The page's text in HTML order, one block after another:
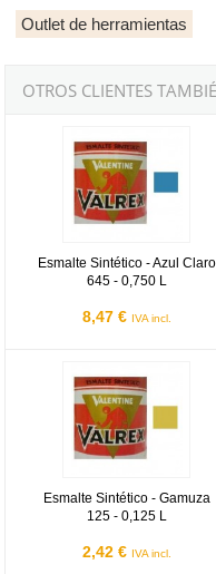
Outlet de herramientas
OTROS CLIENTES
Esmalte Sintético - Azul Claro
645 - 0,750 L
8,47 € IVA incl.
Esmalte Sintético - Gamuza
125 - 0,125 L
2,42 € IVA incl.